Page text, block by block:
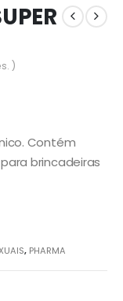
)
Contém
brincadeiras
, PHARMA